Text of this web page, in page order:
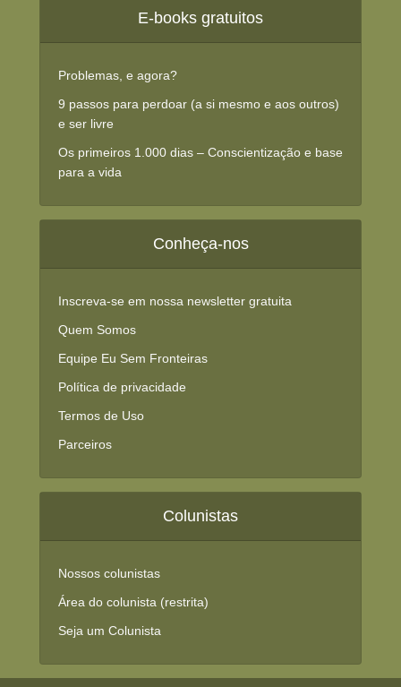
E-books gratuitos
Problemas, e agora?
9 passos para perdoar (a si mesmo e aos outros)
e ser livre
Os primeiros 1.000 dias – Conscientização e base
para a vida
Conheça-nos
Inscreva-se em nossa newsletter gratuita
Quem Somos
Equipe Eu Sem Fronteiras
Política de privacidade
Termos de Uso
Parceiros
Colunistas
Nossos colunistas
Área do colunista (restrita)
Seja um Colunista